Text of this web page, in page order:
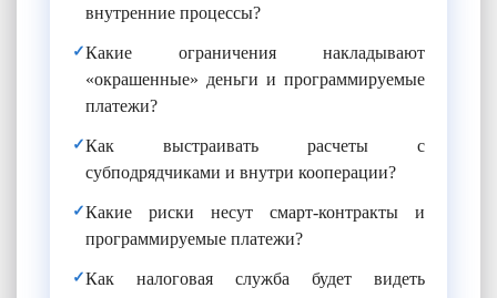
внутренние процессы?
✓Какие ограничения накладывают
«окрашенные» деньги и программируемые
платежи?
✓Как выстраивать расчеты с
субподрядчиками и внутри кооперации?
✓Какие риски несут смарт-контракты и
программируемые платежи?
✓Как налоговая служба будет видеть